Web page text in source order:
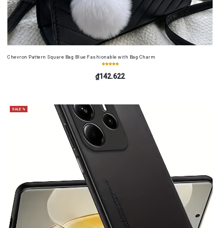
Chevron Pattern Square Bag Blue Fashionable with Bag Charm
₫142.622
SALE %